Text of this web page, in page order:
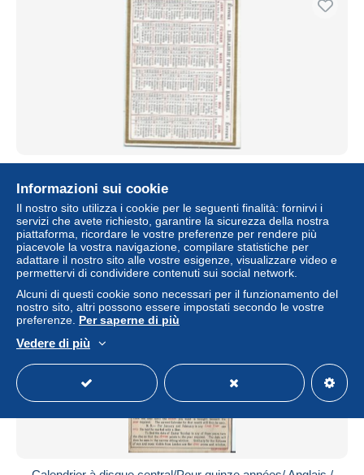
BARDEL/Evreux/Eure/1907 CAL275
± 8,24 USD
Stato Residenziale
Informazioni sui cookie
Il nostro sito utilizza i cookie per le seguenti finalità: fornirvi i
servizi che avete richiesto, garantire la sicurezza della nostra
piattaforma, ricordare le vostre preferenze per rendere più
piacevole la vostra navigazione, compilare statistiche per
adattare il nostro sito alle vostre esigenze, visualizzare video e
permettervi di condividere contenuti sui social network.
Alcuni di questi cookie sono necessari per il funzionamento del
nostro sito, altri possono essere impostati secondo le vostre
preferenze. Per saperne di più
Vedere di più